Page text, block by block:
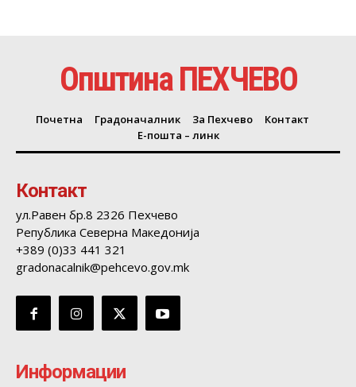
Општина ПЕХЧЕВО
Почетна Градоначалник За Пехчево
Контакт
Е-пошта – линк
Контакт
ул.Равен бр.8 2326 Пехчево
Република Северна Македонија
+389 (0)33 441 321
gradonacalnik@pehcevo.gov.mk
Информации